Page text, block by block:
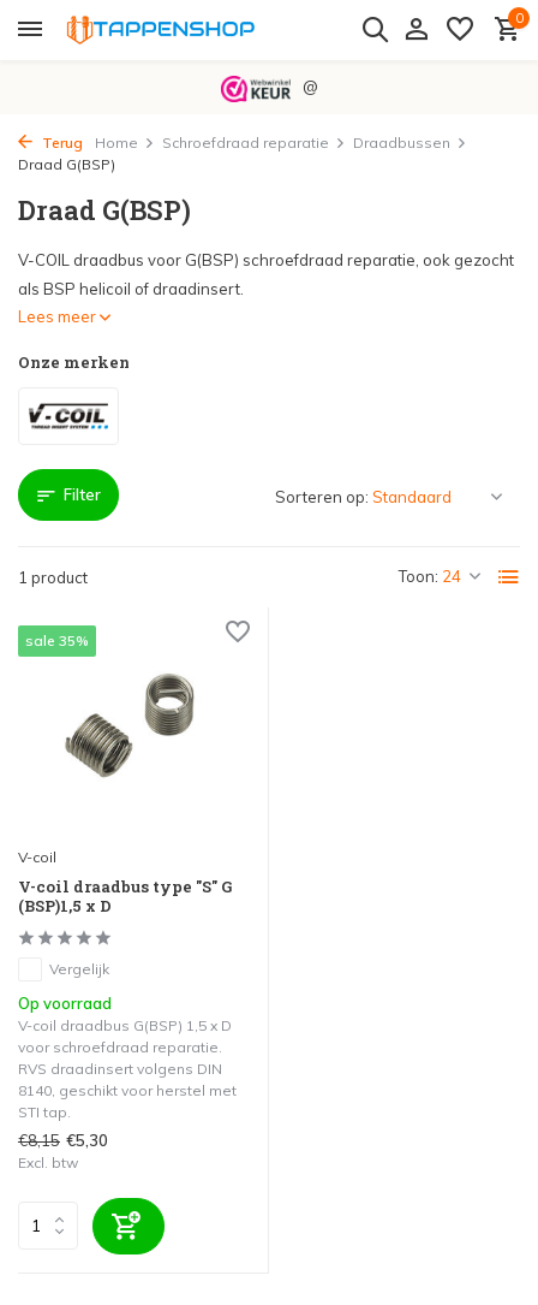
0
@
Terug Home Schroefdraad reparatie
Draadbussen
Draad G(BSP)
Draad G(BSP)
V-COIL draadbus voor G(BSP) schroefdraad reparatie, ook gezocht
als BSP helicoil of draadinsert.
Lees meer
Onze merken
Filter
1 product Toon:
Sorteren op:
sale 35%
V-coil
V-coil draadbus type "S" G
(BSP)1,5 x D
Vergelijk
Op voorraad
V-coil draadbus G(BSP) 1,5 x D
voor schroefdraad reparatie.
RVS draadinsert volgens DIN
8140, geschikt voor herstel met
STI tap.
€8,15 €5,30
Excl. btw